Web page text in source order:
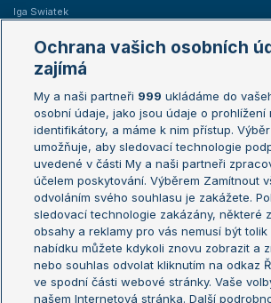
Iga Swiatek
Žebříčky
Žebříček ATP (muži)
Žebříček WTA (ženy)
Sázkařský žebříček
Australian Open
French Open
Wimbledon
US Open
Turnaj mistrů
Turnaj mistryň
Aktualní trendy
Fotbalové přestupy
Ochrana vašich osobních
zajímá
My a naši partneři 999 ukládáme do
osobní údaje, jako jsou údaje o prohlížení
identifikátory, a máme k nim přístup.
umožňuje, aby sledovací technologie
uvedené v části My a naši partneři
účelem poskytování. Výběrem Zamítnout
odvoláním svého souhlasu je zakážete.
sledovací technologie zakázány, některé
obsahy a reklamy pro vás nemusí být tolik
nabídku můžete kdykoli znovu zobrazit a
nebo souhlas odvolat kliknutím na odkaz
ve spodní části webové stránky. Vaše
našem Internetová stránka. Další